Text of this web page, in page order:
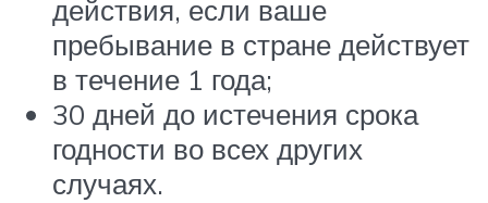
действия, если ваше
пребывание в стране действует
в течение 1 года;
30 дней до истечения срока
годности во всех других
случаях.